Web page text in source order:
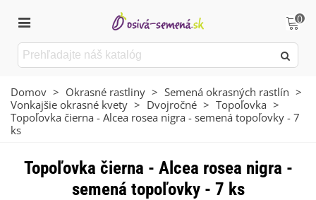
0
Domov > Okrasné rastliny > Semená okrasných rastlín >
Vonkajšie okrasné kvety > Dvojročné > Topoľovka >
Topoľovka čierna - Alcea rosea nigra - semená topoľovky - 7
ks
Topoľovka čierna - Alcea rosea nigra -
semená topoľovky - 7 ks